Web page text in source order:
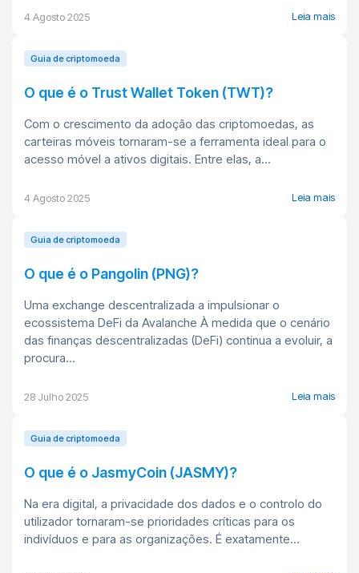
4 Agosto 2025 Leia mais
Guia de criptomoeda
O que é o Trust Wallet Token (TWT)?
Com o crescimento da adoção das criptomoedas, as
carteiras móveis tornaram-se a ferramenta ideal para o
acesso móvel a ativos digitais. Entre elas, a...
4 Agosto 2025 Leia mais
Guia de criptomoeda
O que é o Pangolin (PNG)?
Uma exchange descentralizada a impulsionar o
ecossistema DeFi da Avalanche À medida que o cenário
das finanças descentralizadas (DeFi) continua a evoluir, a
procura...
28 Julho 2025 Leia mais
Guia de criptomoeda
O que é o JasmyCoin (JASMY)?
Na era digital, a privacidade dos dados e o controlo do
utilizador tornaram-se prioridades críticas para os
indivíduos e para as organizações. É exatamente...